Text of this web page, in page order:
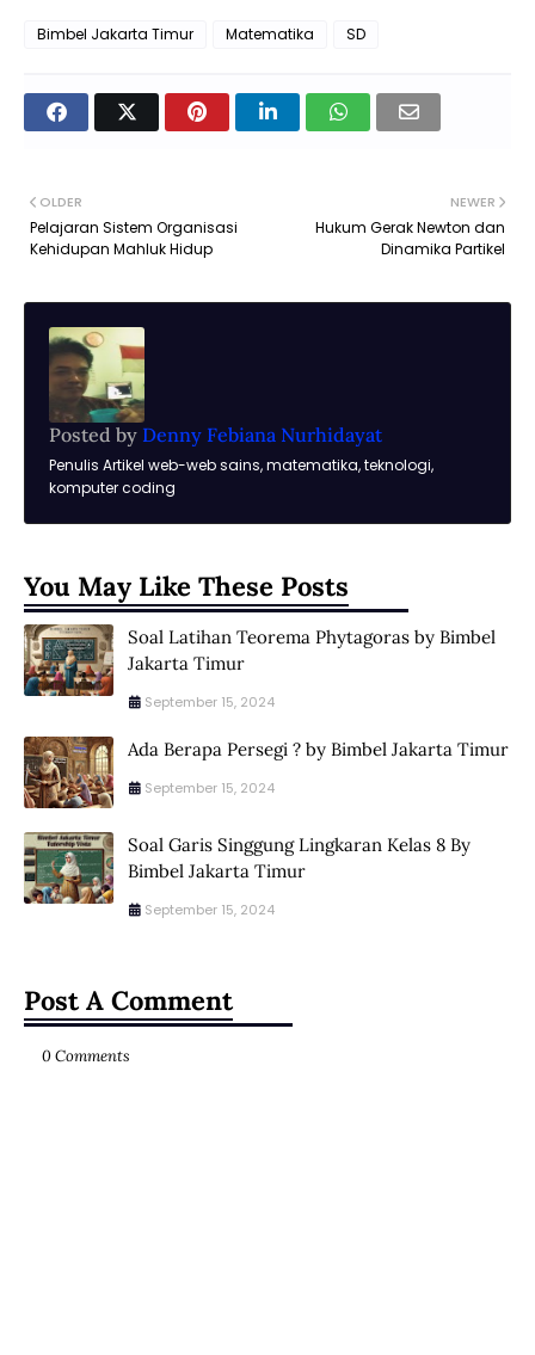
Bimbel Jakarta Timur Matematika SD
NEWER
Hukum Gerak Newton dan
Dinamika Partikel
OLDER
Pelajaran Sistem Organisasi
Kehidupan Mahluk Hidup
Posted by Denny Febiana Nurhidayat
Penulis Artikel web-web sains, matematika, teknologi,
komputer coding
You May Like These Posts
Soal Latihan Teorema Phytagoras by Bimbel
Jakarta Timur
September 15, 2024
Ada Berapa Persegi ? by Bimbel Jakarta Timur
September 15, 2024
Soal Garis Singgung Lingkaran Kelas 8 By
Bimbel Jakarta Timur
September 15, 2024
Post A Comment
0 Comments